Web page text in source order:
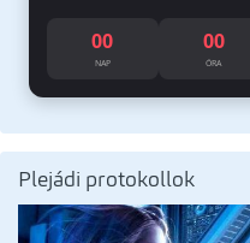
00
NAP
00
ÓRA
Plejádi protokollok